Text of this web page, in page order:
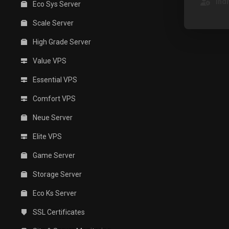
Eco Sys Server
Scale Server
High Grade Server
Value VPS
Essential VPS
Comfort VPS
Neue Server
Elite VPS
Game Server
Storage Server
Eco Ks Server
SSL Certificates